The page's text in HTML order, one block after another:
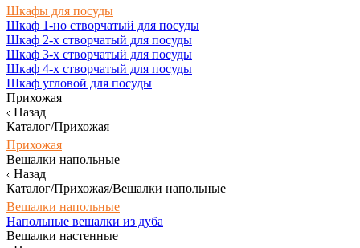
Шкафы для посуды
Шкаф 1-но створчатый для посуды
Шкаф 2-х створчатый для посуды
Шкаф 3-х створчатый для посуды
Шкаф 4-х створчатый для посуды
Шкаф угловой для посуды
Прихожая
Назад
Каталог/Прихожая
Прихожая
Вешалки напольные
Назад
Каталог/Прихожая/Вешалки напольные
Вешалки напольные
Напольные вешалки из дуба
Вешалки настенные